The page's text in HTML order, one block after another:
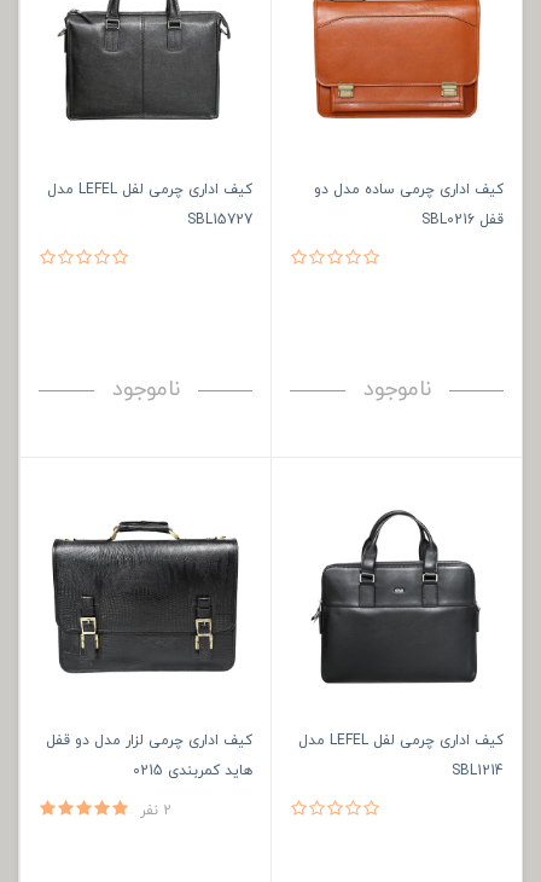
کیف اداری چرمی ساده مدل دو
قفل SBL0216
ناموجود
کیف اداری چرمی لفل LEFEL مدل
SBL15727
ناموجود
کیف اداری چرمی لفل LEFEL مدل
SBL1214
کیف اداری چرمی لزار مدل دو قفل
هاید کمربندی 0215
2 نفر